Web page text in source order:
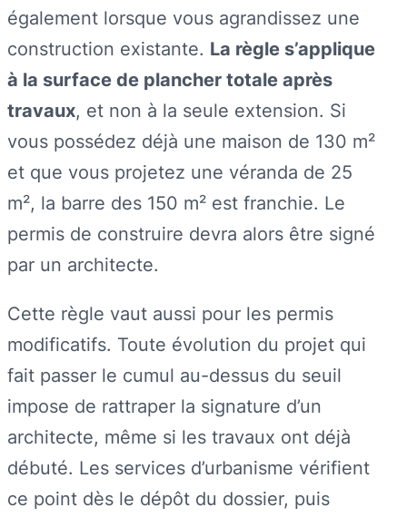
également lorsque vous agrandissez une
construction existante. La règle s’applique
à la surface de plancher totale après
travaux, et non à la seule extension. Si
vous possédez déjà une maison de 130 m²
et que vous projetez une véranda de 25
m², la barre des 150 m² est franchie. Le
permis de construire devra alors être signé
par un architecte.
Cette règle vaut aussi pour les permis
modificatifs. Toute évolution du projet qui
fait passer le cumul au-dessus du seuil
impose de rattraper la signature d’un
architecte, même si les travaux ont déjà
débuté. Les services d’urbanisme vérifient
ce point dès le dépôt du dossier, puis